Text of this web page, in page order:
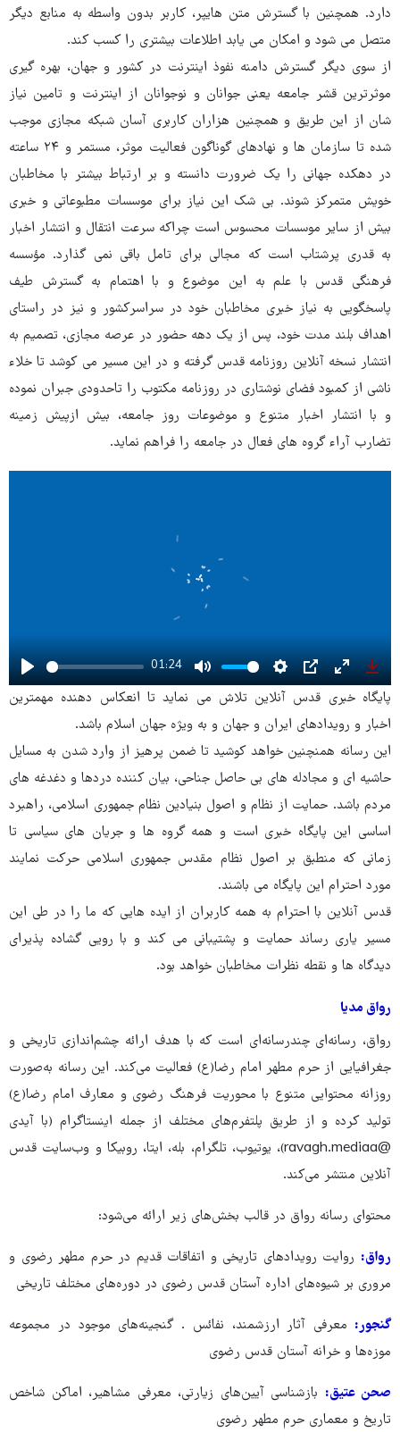
دارد. همچنین با گسترش متن هایپر، کاربر بدون واسطه به منابع دیگر
متصل می شود و امکان می یابد اطلاعات بیشتری را کسب کند.
از سوی دیگر گسترش دامنه نفوذ اینترنت در کشور و جهان، بهره گیری
موثرترین قشر جامعه یعنی جوانان و نوجوانان از اینترنت و تامین نیاز
شان از این طریق و همچنین هزاران کاربری آسان شبکه مجازی موجب
شده تا سازمان ها و نهادهای گوناگون فعالیت موثر، مستمر و ۲۴ ساعته
در دهکده جهانی را یک ضرورت دانسته و بر ارتباط بیشتر با مخاطبان
خویش متمرکز شوند. بی شک این نیاز برای موسسات مطبوعاتی و خبری
بیش از سایر موسسات محسوس است چراکه سرعت انتقال و انتشار اخبار
به قدری پرشتاب است که مجالی برای تامل باقی نمی گذارد. مؤسسه
فرهنگی قدس با علم به این موضوع و با اهتمام به گسترش طیف
پاسخگویی به نیاز خبری مخاطبان خود در سراسرکشور و نیز در راستای
اهداف بلند مدت خود، پس از یک دهه حضور در عرصه مجازی، تصمیم به
انتشار نسخه آنلاین روزنامه قدس گرفته و در این مسیر می کوشد تا خلاء
ناشی از کمبود فضای نوشتاری در روزنامه مکتوب را تاحدودی جبران نموده
و با انتشار اخبار متنوع و موضوعات روز جامعه، بیش ازپیش زمینه
تضارب آراء گروه های فعال در جامعه را فراهم نماید.
Play
01:24
Mute Settings
PIP Enter
پایگاه خبری قدس آنلاین تلاش می نماید تا انعکاس دهنده مهمترین
اخبار و رویدادهای ایران و جهان و به ویژه جهان اسلام باشد.
این رسانه همنچنین خواهد کوشید تا ضمن پرهیز از وارد شدن به مسایل
حاشیه ای و مجادله های بی حاصل جناحی، بیان کننده دردها و دغدغه های
مردم باشد. حمایت از نظام و اصول بنیادین نظام جمهوری اسلامی، راهبرد
اساسی این پایگاه خبری است و همه گروه ها و جریان های سیاسی تا
زمانی که منطبق بر اصول نظام مقدس جمهوری اسلامی حرکت نمایند
مورد احترام این پایگاه می باشند.
قدس آنلاین با احترام به همه کاربران از ایده هایی که ما را در طی این
مسیر یاری رساند حمایت و پشتیبانی می کند و با رویی گشاده پذیرای
دیدگاه ها و نقطه نظرات مخاطبان خواهد بود.
رواق مدیا
رواق، رسانه‌ای چندرسانه‌ای است که با هدف ارائه چشم‌اندازی تاریخی و
جغرافیایی از حرم مطهر امام رضا(ع) فعالیت می‌کند. این رسانه به‌صورت
روزانه محتوایی متنوع با محوریت فرهنگ رضوی و معارف امام رضا(ع)
تولید کرده و از طریق پلتفرم‌های مختلف از جمله اینستاگرام (با آیدی
@ravagh.mediaa)، یوتیوب، تلگرام، بله، ایتا، روبیکا و وب‌سایت قدس
آنلاین منتشر می‌کند.
محتوای رسانه رواق در قالب بخش‌های زیر ارائه می‌شود:
رواق: روایت رویدادهای تاریخی و اتفاقات قدیم در حرم مطهر رضوی و
مروری بر شیوه‌های اداره آستان قدس رضوی در دوره‌های مختلف تاریخی
گنجور: معرفی آثار ارزشمند، نفائس . گنجینه‌های موجود در مجموعه
موزه‌ها و خرانه آستان قدس رضوی
صحن عتیق: بازشناسی آیین‌های زیارتی، معرفی مشاهیر، اماکن شاخص
تاریخ و معماری حرم مطهر رضوی